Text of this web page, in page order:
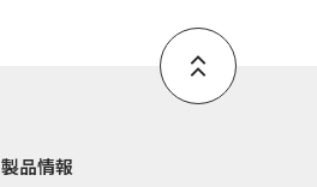
製品情報